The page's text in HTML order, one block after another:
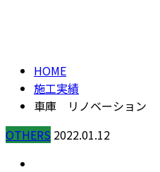
HOME
施工実績
車庫 リノベーション
OTHERS 2022.01.12